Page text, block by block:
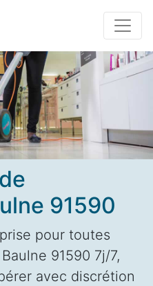
91590
pour toutes
91590 7j/7,
avec discrétion